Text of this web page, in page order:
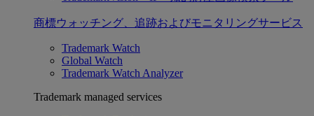
商標ウォッチング、追跡およびモニタリングサービス
Trademark Watch
Global Watch
Trademark Watch Analyzer
Trademark managed services